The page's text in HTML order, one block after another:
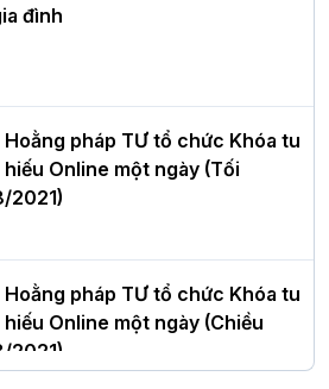
Tùng tái đắc
thành phố Hải
– 2031
Chính được suy
GHPGVN tỉnh
hạ Bồ Đề trang
đình
Hoằng pháp TƯ tổ chức Khóa tu
hiếu Online một ngày (Tối
2021)
Hoằng pháp TƯ tổ chức Khóa tu
hiếu Online một ngày (Chiều
2021)